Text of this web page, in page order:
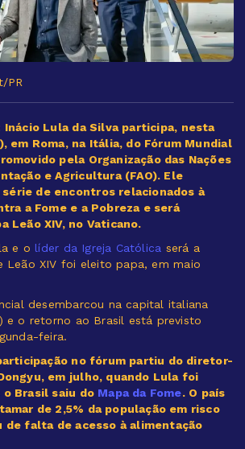
PR
Inácio Lula da Silva participa, nesta
em Roma, na Itália, do Fórum Mundial
pela Organização das Nações
e Agricultura (FAO). Ele
de encontros relacionados à
a Fome e a Pobreza e será
Leão XIV, no Vaticano.
e olíder da Igreja Católica será a
Leão XIV foi eleito papa, em maio
desembarcou na capital italiana
e o retorno ao Brasil está previsto
feira.
no fórum partiu do diretor-
em julho, quando Lula foi
Brasil saiu do Mapa da Fome. O país
de 2,5% da população em risco
de falta de acesso à alimentação